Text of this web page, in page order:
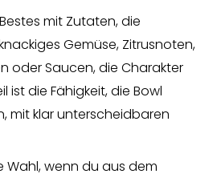
mit Zutaten, die
Gemüse, Zitrusnoten,
oder Saucen, die Charakter
ist die Fähigkeit, die Bowl
mit klar unterscheidbaren
Wahl, wenn du aus dem